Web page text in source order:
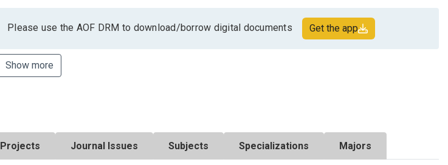
Please use the AOF DRM to download/borrow digital documents Get the app
Show more
Projects Journal Issues Subjects Specializations Majors